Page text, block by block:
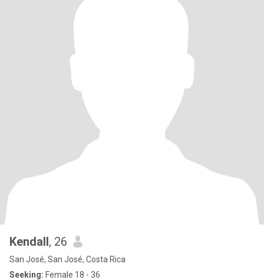
Kendall, 26
San José, San José, Costa Rica
Seeking: Female 18 - 36